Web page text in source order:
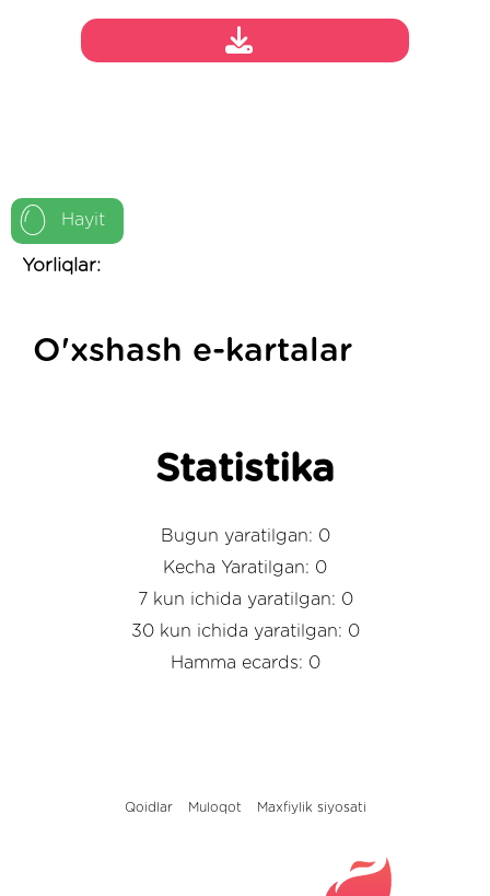
Hayit
Yorliqlar:
O'xshash e-kartalar
Statistika
Bugun yaratilgan: 0
Kecha Yaratilgan: 0
7 kun ichida yaratilgan: 0
30 kun ichida yaratilgan: 0
Hamma ecards: 0
Qoidlar Muloqot Maxfiylik siyosati